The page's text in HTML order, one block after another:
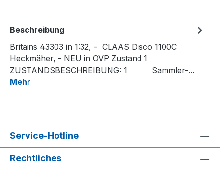
Beschreibung
Britains 43303 in 1:32, - CLAAS Disco 1100C
Heckmäher, - NEU in OVP Zustand 1
ZUSTANDSBESCHREIBUNG: 1 Sammler-…
Mehr
Service-Hotline
Rechtliches